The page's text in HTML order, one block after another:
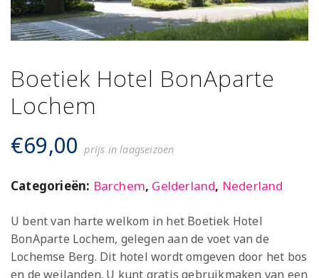
Boetiek Hotel BonAparte
Lochem
€69,00 prijs in laagseizoen
Categorieën: Barchem, Gelderland, Nederland
U bent van harte welkom in het Boetiek Hotel
BonAparte Lochem, gelegen aan de voet van de
Lochemse Berg. Dit hotel wordt omgeven door het bos
en de weilanden. U kunt gratis gebruikmaken van een